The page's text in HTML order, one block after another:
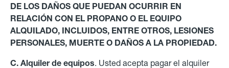
DE LOS DAÑOS QUE PUEDAN OCURRIR EN
RELACIÓN CON EL PROPANO O EL EQUIPO
ALQUILADO, INCLUIDOS, ENTRE OTROS, LESIONES
PERSONALES, MUERTE O DAÑOS A LA PROPIEDAD.
C. Alquiler de equipos. Usted acepta pagar el alquiler